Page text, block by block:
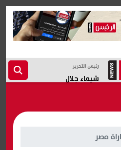
رئيس التحرير
شيماء جلال
مصر